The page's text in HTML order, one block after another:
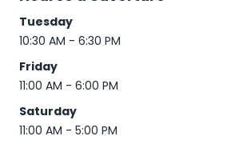
Tuesday
10:30 AM - 6:30 PM
Friday
11:00 AM - 6:00 PM
Saturday
11:00 AM - 5:00 PM